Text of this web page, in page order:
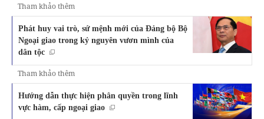
Tham khảo thêm
Phát huy vai trò, sứ mệnh mới của Đảng bộ Bộ
Ngoại giao trong kỷ nguyên vươn mình của
dân tộc
Tham khảo thêm
Hướng dẫn thực hiện phân quyền trong lĩnh
vực hàm, cấp ngoại giao